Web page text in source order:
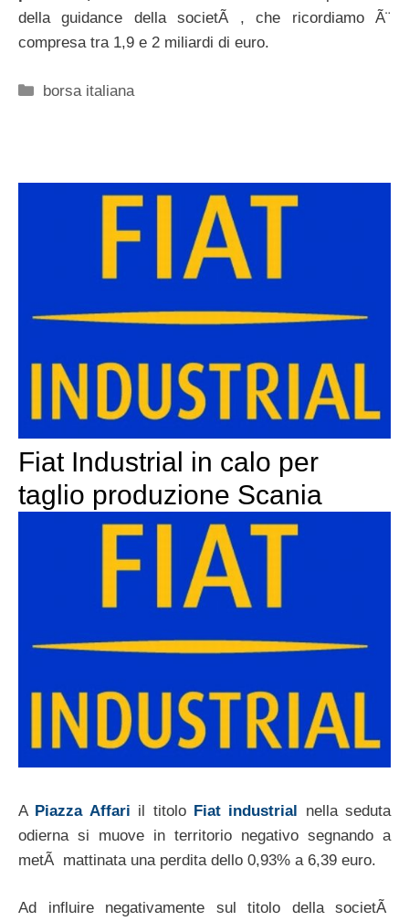
della guidance della societÃ , che ricordiamo Ã¨
compresa tra 1,9 e 2 miliardi di euro.
Categorie
borsa italiana
Fiat Industrial in calo per
taglio produzione Scania
A Piazza Affari il titolo Fiat industrial nella seduta
odierna si muove in territorio negativo segnando a
metÃ mattinata una perdita dello 0,93% a 6,39 euro.
Ad influire negativamente sul titolo della societÃ